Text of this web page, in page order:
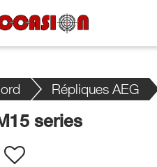
Répliques AEG
series